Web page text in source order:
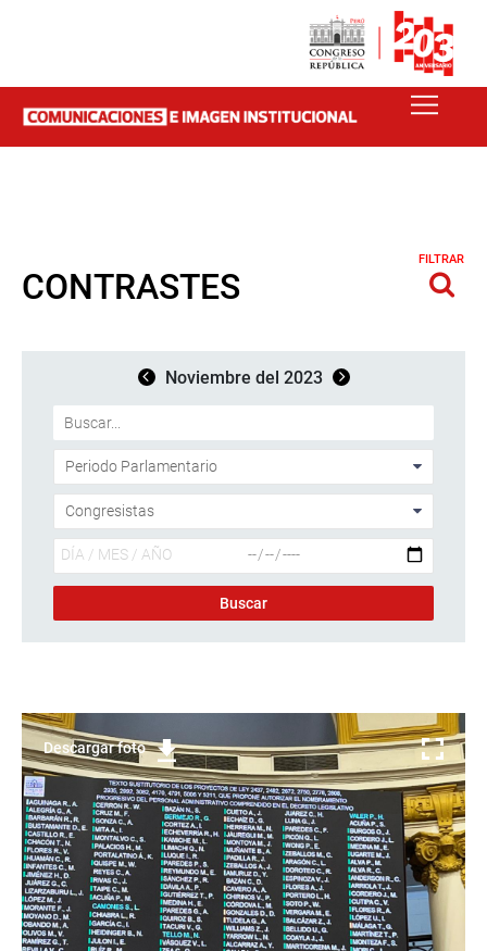
CONTRASTES
FILTRAR
Noviembre del 2023
Descargar foto